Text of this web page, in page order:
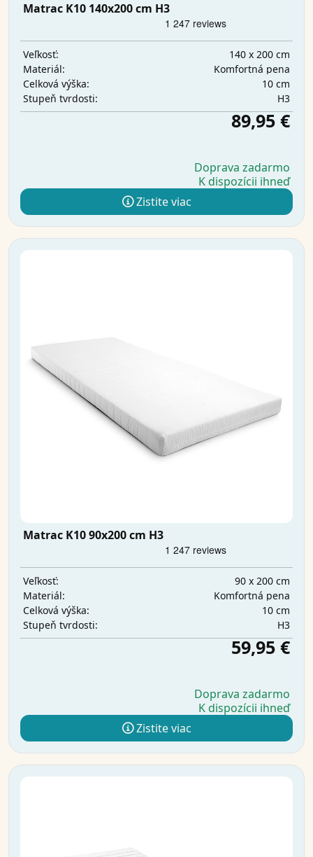
Matrac K10 140x200 cm H3
Veľkosť:
140 x 200 cm
Materiál:
Komfortná pena
Celková výška:
10 cm
Stupeň tvrdosti:
H3
89,95 €
Doprava zadarmo
K dispozícii ihneď
Zistite viac
Matrac K10 90x200 cm H3
Veľkosť:
90 x 200 cm
Materiál:
Komfortná pena
Celková výška:
10 cm
Stupeň tvrdosti:
H3
59,95 €
Doprava zadarmo
K dispozícii ihneď
Zistite viac